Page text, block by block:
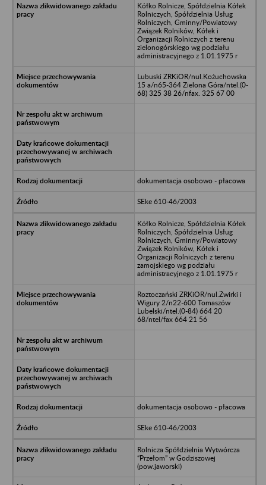
Kółko Rolnicze, Spółdzielnia Kółek
Rolniczych, Spółdzielnia Usług
Rolniczych, Gminny/Powiatowy
Związek Rolników, Kółek i
Organizacji Rolniczych z terenu
zielonogórskiego wg podziału
administracyjnego z 1.01.1975 r
Lubuski ZRKiOR/nul.Kożuchowska
15 a/n65-364 Zielona Góra/ntel.(0-
68) 325 38 26/nfax. 325 67 00
dokumentacja osobowo - płacowa
SEke 610-46/2003
Kółko Rolnicze, Spółdzielnia Kółek
Rolniczych, Spółdzielnia Usług
Rolniczych, Gminny/Powiatowy
Związek Rolników, Kółek i
Organizacji Rolniczych z terenu
zamojskiego wg podziału
administracyjnego z 1.01.1975 r
Roztoczański ZRKiOR/nul.Żwirki i
Wigury 2/n22-600 Tomaszów
Lubelski/ntel.(0-84) 664 20
68/ntel/fax 664 21 56
dokumentacja osobowo - płacowa
SEke 610-46/2003
Rolnicza Spółdzielnia Wytwórcza
“Przełom” w Godziszowej
(pow.jaworski)